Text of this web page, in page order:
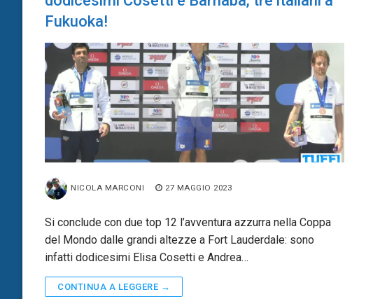
Fukuoka!
NICOLA MARCONI 27 MAGGIO 2023
Si conclude con due top 12 l’avventura azzurra nella Coppa
del Mondo dalle grandi altezze a Fort Lauderdale: sono
infatti dodicesimi Elisa Cosetti e Andrea…
CONTINUA A LEGGERE →